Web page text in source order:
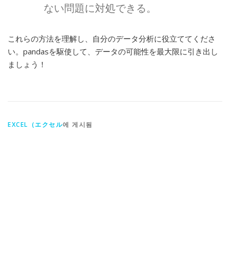
ない問題に対処できる。
これらの方法を理解し、自分のデータ分析に役立ててくださ
い。pandasを駆使して、データの可能性を最大限に引き出し
ましょう！
EXCEL（エクセル에 게시됨